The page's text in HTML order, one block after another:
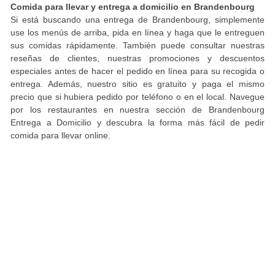
Comida para llevar y entrega a domicilio en Brandenbourg
Si está buscando una entrega de Brandenbourg, simplemente
use los menús de arriba, pida en línea y haga que le entreguen
sus comidas rápidamente. También puede consultar nuestras
reseñas de clientes, nuestras promociones y descuentos
especiales antes de hacer el pedido en línea para su recogida o
entrega. Además, nuestro sitio es gratuito y paga el mismo
precio que si hubiera pedido por teléfono o en el local. Navegue
por los restaurantes en nuestra sección de Brandenbourg
Entrega a Domicilio y descubra la forma más fácil de pedir
comida para llevar online.